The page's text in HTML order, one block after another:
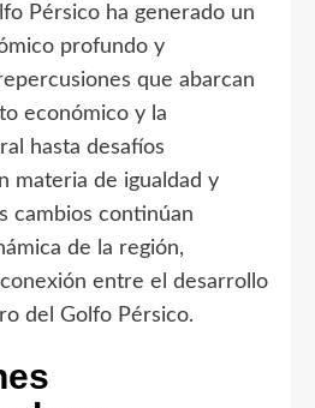
Pérsico ha generado un
profundo y
que abarcan
económico y la
hasta desafíos
materia de igualdad y
cambios continúan
de la región,
entre el desarrollo
del Golfo Pérsico.